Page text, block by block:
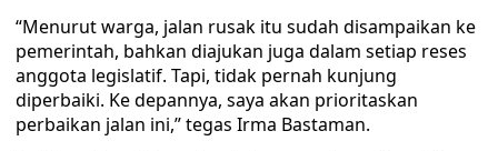
“Menurut warga, jalan rusak itu sudah disampaikan ke
pemerintah, bahkan diajukan juga dalam setiap reses
anggota legislatif. Tapi, tidak pernah kunjung
diperbaiki. Ke depannya, saya akan prioritaskan
perbaikan jalan ini,” tegas Irma Bastaman.